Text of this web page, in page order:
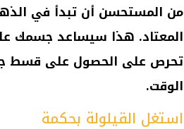
من المستحسن أن تبدأ في
المعتاد. هذا سيساعد جسمك
تحرص على الحصول على قسط
الوقت.
استغل القيلولة بحكمة